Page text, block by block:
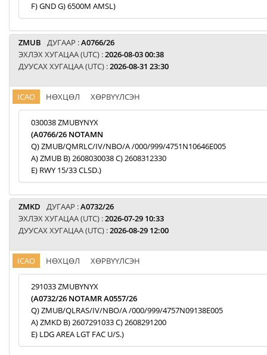
F) GND G) 6500M AMSL)
ZMUB ДУГААР :A0766/26
ЭХЛЭХ ХУГАЦАА (UTC) :2026-08-03 00:38
ДУУСАХ ХУГАЦАА (UTC) :2026-08-31 23:30
ICAO НӨХЦӨЛ ХӨРВҮҮЛСЭН
030038 ZMUBYNYX
(A0766/26 NOTAMN
Q) ZMUB/QMRLC/IV/NBO/A /000/999/4751N10646E005
A) ZMUB B) 2608030038 C) 2608312330
E) RWY 15/33 CLSD.)
ZMKD ДУГААР :A0732/26
ЭХЛЭХ ХУГАЦАА (UTC) :2026-07-29 10:33
ДУУСАХ ХУГАЦАА (UTC) :2026-08-29 12:00
ICAO НӨХЦӨЛ ХӨРВҮҮЛСЭН
291033 ZMUBYNYX
(A0732/26 NOTAMR A0557/26
Q) ZMUB/QLRAS/IV/NBO/A /000/999/4757N09138E005
A) ZMKD B) 2607291033 C) 2608291200
E) LDG AREA LGT FAC U/S.)